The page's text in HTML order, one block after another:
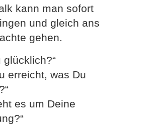
kann man sofort
und gleich ans
gehen.
glücklich?“
erreicht, was Du
es um Deine